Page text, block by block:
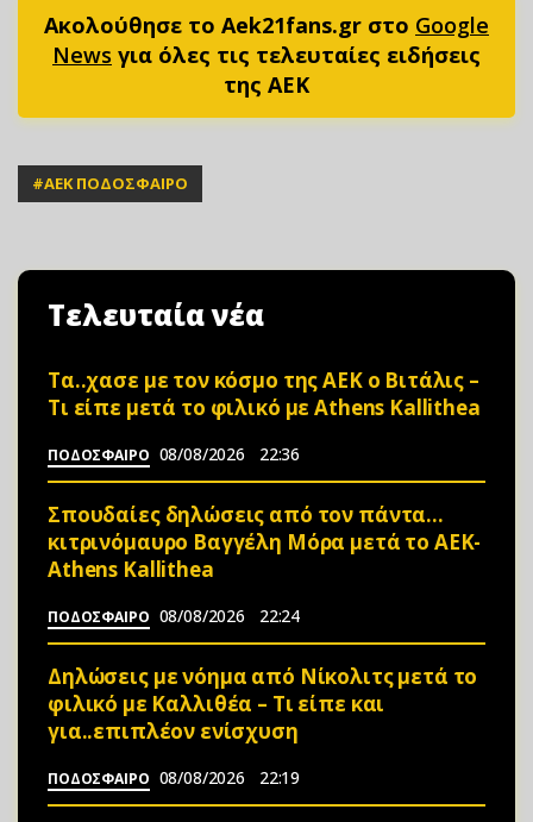
Ακολούθησε το Aek21fans.gr στο Google
News για όλες τις τελευταίες ειδήσεις
της ΑΕΚ
#ΑΕΚ ΠΟΔΟΣΦΑΙΡΟ
Τελευταία νέα
Τα..χασε με τον κόσμο της ΑΕΚ ο Βιτάλις –
Τι είπε μετά το φιλικό με Athens Kallithea
ΠΟΔΟΣΦΑΙΡΟ 08/08/2026 22:36
Σπουδαίες δηλώσεις από τον πάντα…
κιτρινόμαυρο Βαγγέλη Μόρα μετά το ΑΕΚ-
Athens Kallithea
ΠΟΔΟΣΦΑΙΡΟ 08/08/2026 22:24
Δηλώσεις με νόημα από Νίκολιτς μετά το
φιλικό με Καλλιθέα – Τι είπε και
για..επιπλέον ενίσχυση
ΠΟΔΟΣΦΑΙΡΟ 08/08/2026 22:19